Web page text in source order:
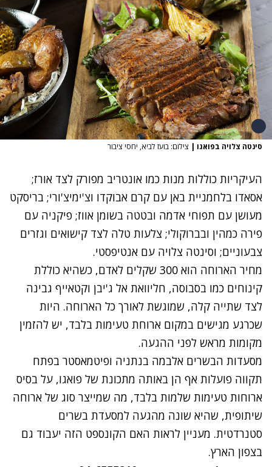
סינטה צלויה בפואגו | צילום: בועז לביא, יחסי ציבור
העיקריות כוללות מנות כמו אונטריב מפורק לצד אורז;
אסאדו בלחמניית באן עם קרם אבוקדו וצ'ימיצ'ורי; בריסקט
מעושן עם תפוחי אדמה ובטטה בשומן אווז; פיקניה עם
פירה כמהין ובברוקולי; צלעות טלה לצד קישואים וגזרים
צבעוניים; וסינטה צלויה עם אנטיפסטי.
מחיר הארוחה הוא 300 שקלים לאדם, כשהיא כוללת
קינוחים כמו בסבוסה, חליוואת אל ג'יבן וקטאייף גבינה
לצד שתייה קלה, שמוגשת לאורך כל הארוחה. היות
שכרגע מגישים במקום ארוחת טעימות בלבד, יש להזמין
מקומות מראש לפני ההגעה.
מסעדות הבשרים אלבמה בנתניה ופיטמאסטר בפתח
תקווה פועלות אף הן באותה מתכונת של פואגו, על בסיס
ארוחות טעימות שלמות בלבד, מה שמייצר סוג של ארוחה
שיתופית, שהיא שונה מהגעה למסעדת בשרים
סטנרדטית. מעניין לראות האם הקונספט הזה יעבוד גם
בצפון הארץ.